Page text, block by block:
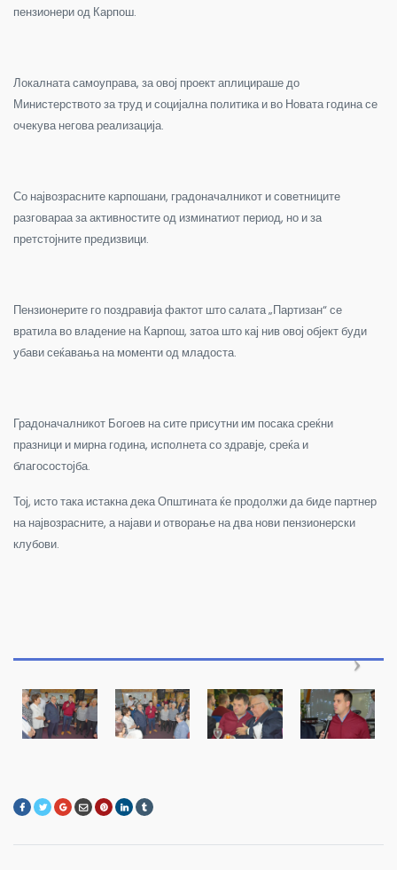
пензионери од Карпош.
Локалната самоуправа, за овој проект аплицираше до
Министерството за труд и социјална политика и во Новата година се
очекува негова реализација.
Со највозрасните карпошани, градоначалникот и советниците
разговараа за активностите од изминатиот период, но и за
претстојните предизвици.
Пензионерите го поздравија фактот што салата „Партизан“ се
вратила во владение на Карпош, затоа што кај нив овој објект буди
убави сеќавања на моменти од младоста.
Градоначалникот Богоев на сите присутни им посака среќни
празници и мирна година, исполнета со здравје, среќа и
благосостојба.
Тој, исто така истакна дека Општината ќе продолжи да биде партнер
на највозрасните, а најави и отворање на два нови пензионерски
клубови.